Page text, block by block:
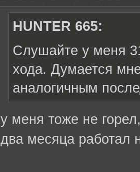
HUNTER 665:
Слушайте у меня
хода. Думается
аналогичным
у меня тоже не
два месяца работал